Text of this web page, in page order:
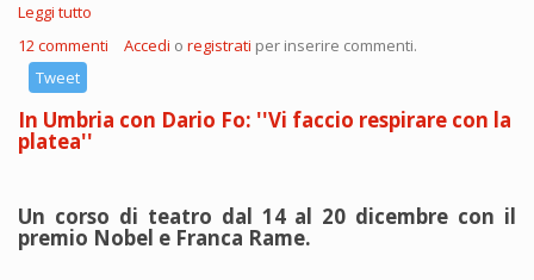
Leggi tutto
12 commenti
Accedi o registrati per inserire commenti.
Tweet
In Umbria con Dario Fo: ''Vi faccio respirare con la
platea''
Un corso di teatro dal 14 al 20 dicembre con il
premio Nobel e Franca Rame.